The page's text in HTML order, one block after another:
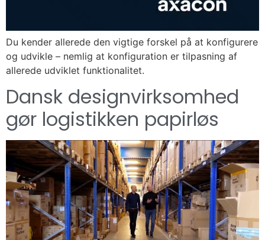
Du kender allerede den vigtige forskel på at konfigurere
og udvikle – nemlig at konfiguration er tilpasning af
allerede udviklet funktionalitet.
Dansk designvirksomhed
gør logistikken papirløs